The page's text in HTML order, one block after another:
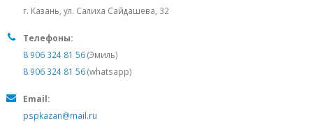
г. Казань, ул. Салиха Сайдашева, 32
Телефоны:
8 906 324 81 56(Эмиль)
8 906 324 81 56(whatsapp)
Email:
pspkazan@mail.ru